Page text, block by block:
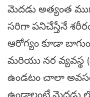
మెదడు అత్యంత
సరిగా పనిచేస్తేనే
ఆరోగ్యం కూడా
మరియు నర వ్యవస్థ
ఉండటం చాలా
ఉండాలంటే మెదడు